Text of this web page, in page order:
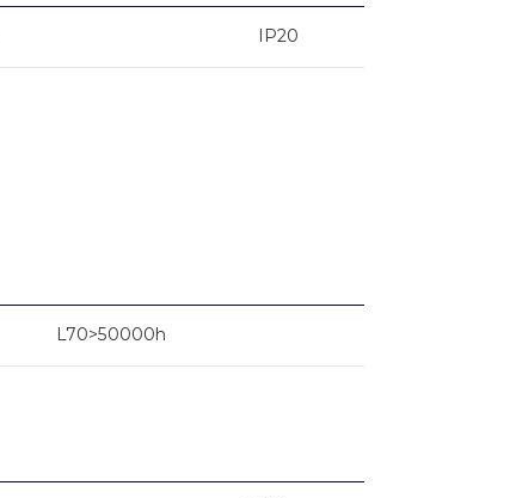
IP20
L70>50000h